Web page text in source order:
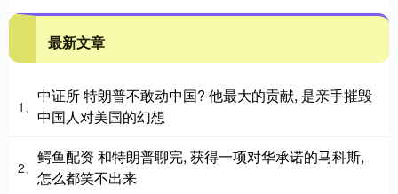
最新文章
1、
中证所 特朗普不敢动中国? 他最大的贡献, 是亲手摧毁
中国人对美国的幻想
2、
鳄鱼配资 和特朗普聊完, 获得一项对华承诺的马科斯,
怎么都笑不出来